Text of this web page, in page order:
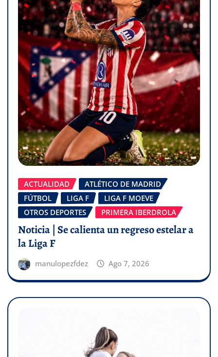
ACTUALIDAD
ATLÉTICO DE MADRID
FÚTBOL
LIGA F
LIGA F MOEVE
OTROS DEPORTES
PRIMERA IBERDROLA
Noticia | Se calienta un regreso estelar a
la Liga F
manulopezfdez Ago 7, 2026